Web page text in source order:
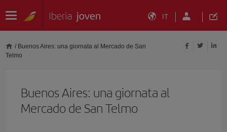
IT
/ Buenos Aires: una giornata al Mercado de San
Telmo
Buenos Aires: una giornata al
Mercado de San Telmo